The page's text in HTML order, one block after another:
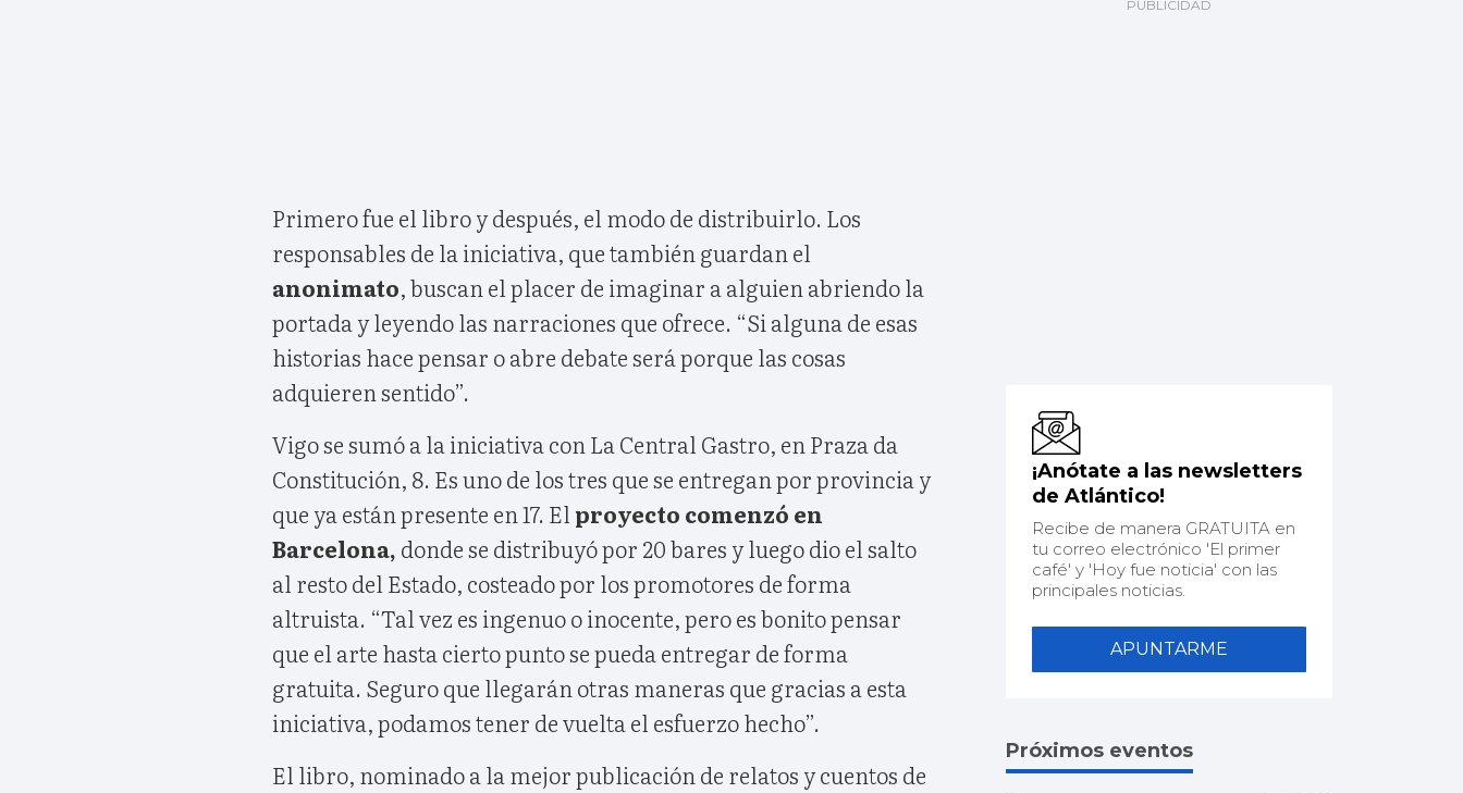
Primero fue el libro y después, el modo de distribuirlo. Los
responsables de la iniciativa, que también guardan el
anonimato, buscan el placer de imaginar a alguien abriendo la
portada y leyendo las narraciones que ofrece. “Si alguna de esas
historias hace pensar o abre debate será porque las cosas
adquieren sentido”.
Vigo se sumó a la iniciativa con La Central Gastro, en Praza da
Constitución, 8. Es uno de los tres que se entregan por provincia y
que ya están presente en 17. El proyecto comenzó en
Barcelona, donde se distribuyó por 20 bares y luego dio el salto
al resto del Estado, costeado por los promotores de forma
altruista. “Tal vez es ingenuo o inocente, pero es bonito pensar
que el arte hasta cierto punto se pueda entregar de forma
gratuita. Seguro que llegarán otras maneras que gracias a esta
iniciativa, podamos tener de vuelta el esfuerzo hecho”.
El libro, nominado a la mejor publicación de relatos y cuentos de
¡Anótate a las newsletters
de Atlántico!
Recibe de manera GRATUITA en
tu correo electrónico 'El primer
café' y 'Hoy fue noticia' con las
principales noticias.
APUNTARME
Próximos eventos